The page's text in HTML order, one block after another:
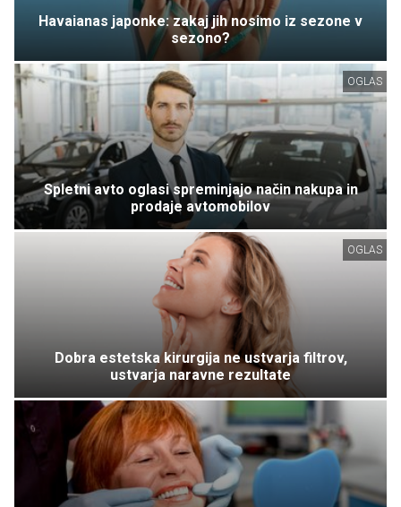
Havaianas japonke: zakaj jih nosimo iz sezone v
sezono?
OGLAS
Spletni avto oglasi spreminjajo način nakupa in
prodaje avtomobilov
OGLAS
Dobra estetska kirurgija ne ustvarja filtrov,
ustvarja naravne rezultate